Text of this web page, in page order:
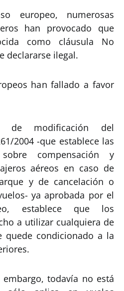
europeo, numerosas
han provocado que
como cláusula No
declararse ilegal.
han fallado a favor
de modificación del
2004 -que establece las
compensación y
aéreos en caso de
y de cancelación o
ya aprobada por el
establece que los
a utilizar cualquiera de
quede condicionado a la
todavía no está